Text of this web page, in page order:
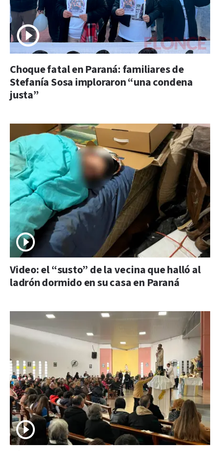
Choque fatal en Paraná: familiares de
Stefanía Sosa imploraron “una condena
justa”
Video: el “susto” de la vecina que halló al
ladrón dormido en su casa en Paraná